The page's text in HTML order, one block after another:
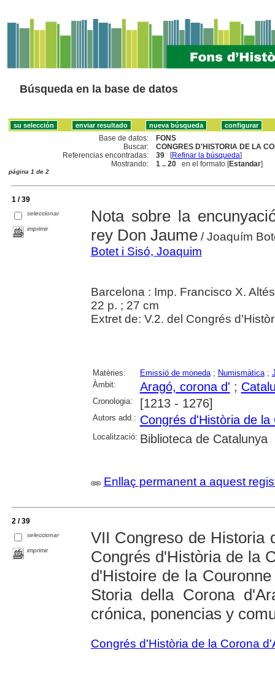
Búsqueda en la base de datos
Base de datos:
FONS
Buscar:
CONGRES D'HISTORIA DE LA
Referencias encontradas:
39 [Refinar la búsqueda]
Mostrando:
1 .. 20 en el formato [Estandar]
página 1 de 2
1 / 39
seleccionar
imprimir
Nota sobre la
rey Don Jaume/ Joaquím
Botet i Sisó, Joaquim
Barcelona : Imp. Francisco X.
22 p. ; 27 cm
Extret de: V.2. del Congrés
Matèries: Emissió de moneda; Numismàtica;
Àmbit:
Aragó, corona d' ;
Cronologia: [1213 - 1276]
Autors add.: Congrés d'Història de la
Localització: Biblioteca de Catalunya
Enllaç permanent a aquest
2 / 39
seleccionar
imprimir
VII Congreso de Historia
Congrés d'Història de la
d'Histoire de la
Storia della Corona
crónica, ponencias y
Congrés d'Història de la Corona